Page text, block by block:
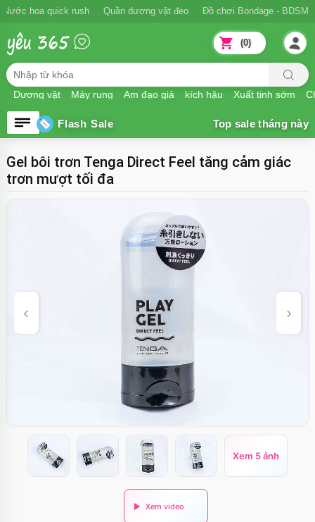
Ngăn xuất tinh sớm Nước hoa quick rush Quần dương vật đeo Đồ
Dương vật Máy rung Âm đạo giả kích hậu Xuất tinh sớm
(0)
Flash Sale
Gel bôi trơn Tenga Direct Feel tăng cảm giác
trơn mượt tối đa
Xem 5 ảnh